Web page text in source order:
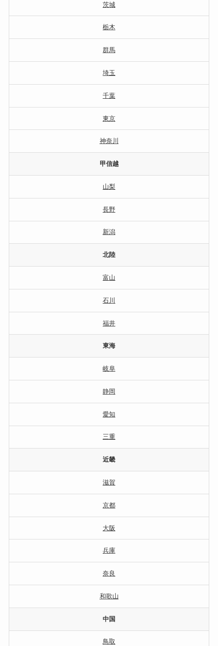
茨城
栃木
群馬
埼玉
千葉
東京
神奈川
甲信越
山梨
長野
新潟
北陸
富山
石川
福井
東海
岐阜
静岡
愛知
三重
近畿
滋賀
京都
大阪
兵庫
奈良
和歌山
中国
鳥取